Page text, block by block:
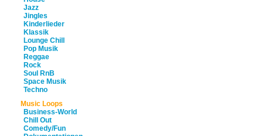
Jazz
Jingles
Kinderlieder
Klassik
Lounge Chill
Pop Musik
Reggae
Rock
Soul RnB
Space Musik
Techno
Music Loops
Business-World
Chill Out
Comedy/Fun